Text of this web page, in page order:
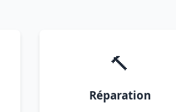
🔨
Réparation